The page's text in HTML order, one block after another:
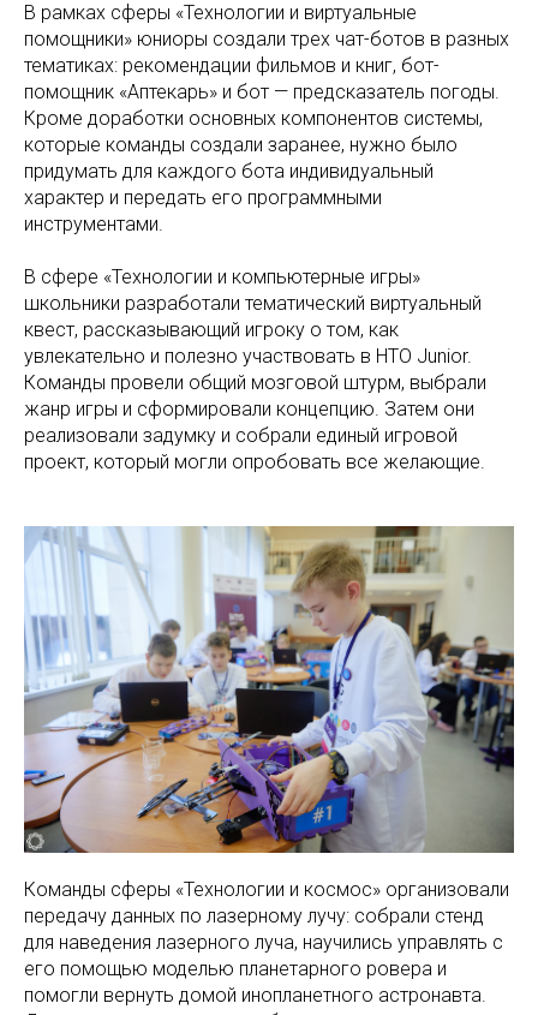
В рамках сферы «Технологии и виртуальные
помощники» юниоры создали трех чат-ботов в разных
тематиках: рекомендации фильмов и книг, бот-
помощник «Аптекарь» и бот — предсказатель погоды.
Кроме доработки основных компонентов системы,
которые команды создали заранее, нужно было
придумать для каждого бота индивидуальный
характер и передать его программными
инструментами.
В сфере «Технологии и компьютерные игры»
школьники разработали тематический виртуальный
квест, рассказывающий игроку о том, как
увлекательно и полезно участвовать в НТО Junior.
Команды провели общий мозговой штурм, выбрали
жанр игры и сформировали концепцию. Затем они
реализовали задумку и собрали единый игровой
проект, который могли опробовать все желающие.
Команды сферы «Технологии и космос» организовали
передачу данных по лазерному лучу: собрали стенд
для наведения лазерного луча, научились управлять с
его помощью моделью планетарного ровера и
помогли вернуть домой инопланетного астронавта.